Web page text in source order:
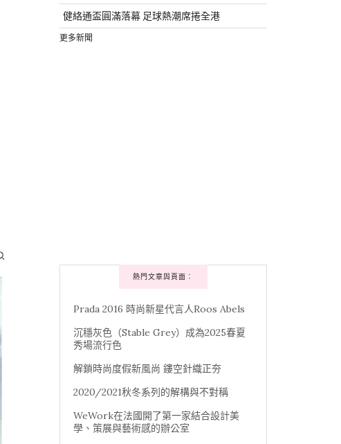
健絡通盃圓滿落幕 足球熱潮席捲全港
更多新聞
熱門文章與頁面︰
Prada 2016 時尚新星代言人Roos Abels
沉穩灰色（Stable Grey）成為2025春夏
秀場流行色
解鎖時尚度假新風尚 鏤空針織正夯
2020/2021秋冬系列的解構與不對稱
WeWork在法國開了第一家結合設計美
學、策展與藝術感的辦公室